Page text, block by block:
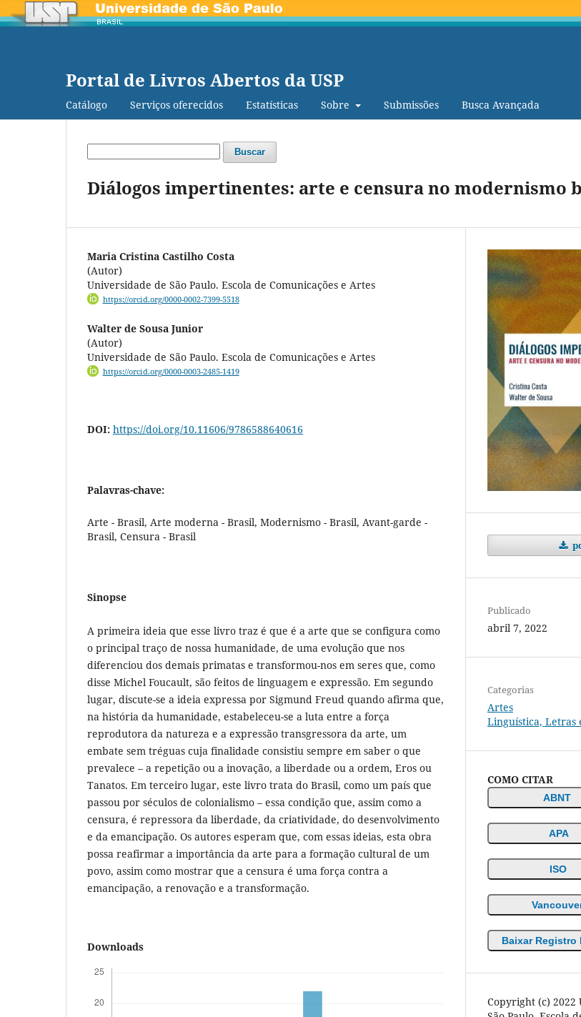
Portal de Livros Abertos da USP
Catálogo Serviços oferecidos Estatísticas Sobre Submissões Busca Avançada
Buscar
Diálogos impertinentes: arte e censura no modernismo
Maria Cristina Castilho Costa
(Autor)
Universidade de São Paulo. Escola de Comunicações e Artes
https://orcid.org/0000-0002-7399-5518
Walter de Sousa Junior
(Autor)
Universidade de São Paulo. Escola de Comunicações e Artes
https://orcid.org/0000-0003-2485-1419
DOI: https://doi.org/10.11606/9786588640616
Palavras-chave:
Arte - Brasil, Arte moderna - Brasil, Modernismo - Brasil, Avant-garde -
Brasil, Censura - Brasil
Sinopse
A primeira ideia que esse livro traz é que é a arte que se configura como
o principal traço de nossa humanidade, de uma evolução que nos
diferenciou dos demais primatas e transformou-nos em seres que, como
disse Michel Foucault, são feitos de linguagem e expressão. Em segundo
lugar, discute-se a ideia expressa por Sigmund Freud quando afirma que,
na história da humanidade, estabeleceu-se a luta entre a força
reprodutora da natureza e a expressão transgressora da arte, um
embate sem tréguas cuja finalidade consistiu sempre em saber o que
prevalece – a repetição ou a inovação, a liberdade ou a ordem, Eros ou
Tanatos. Em terceiro lugar, este livro trata do Brasil, como um país que
passou por séculos de colonialismo – essa condição que, assim como a
censura, é repressora da liberdade, da criatividade, do desenvolvimento
e da emancipação. Os autores esperam que, com essas ideias, esta obra
possa reafirmar a importância da arte para a formação cultural de um
povo, assim como mostrar que a censura é uma força contra a
emancipação, a renovação e a transformação.
Downloads
Publicado
abril 7, 2022
Categorias
Artes
Linguística, Letras
COMO CITAR
ABNT
APA
ISO
Baixar Registro
Copyright (c) 2022